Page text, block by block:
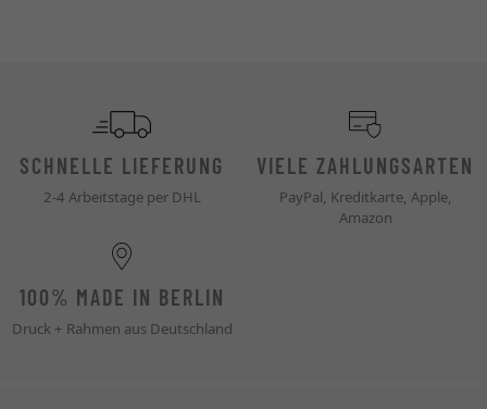
SCHNELLE LIEFERUNG
2-4 Arbeitstage per DHL
VIELE ZAHLUNGSARTEN
PayPal, Kreditkarte, Apple,
Amazon
100% MADE IN BERLIN
Druck + Rahmen aus Deutschland